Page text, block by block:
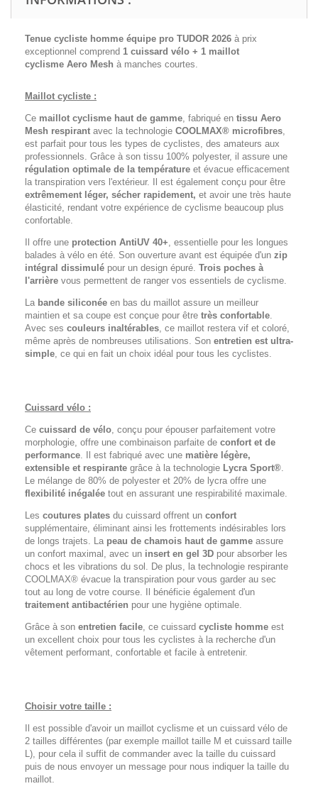
Tenue cycliste homme équipe pro TUDOR 2026 à prix
exceptionnel comprend 1 cuissard vélo + 1 maillot
cyclisme Aero Mesh à manches courtes.
Maillot cycliste :
Ce maillot cyclisme haut de gamme, fabriqué en tissu Aero
Mesh respirant avec la technologie COOLMAX® microfibres,
est parfait pour tous les types de cyclistes, des amateurs aux
professionnels. Grâce à son tissu 100% polyester, il assure une
régulation optimale de la température et évacue efficacement
la transpiration vers l'extérieur. Il est également conçu pour être
extrêmement léger, sécher rapidement, et avoir une très haute
élasticité, rendant votre expérience de cyclisme beaucoup plus
confortable.
Il offre une protection AntiUV 40+, essentielle pour les longues
balades à vélo en été. Son ouverture avant est équipée d'un zip
intégral dissimulé pour un design épuré. Trois poches à
l'arrière vous permettent de ranger vos essentiels de cyclisme.
La bande siliconée en bas du maillot assure un meilleur
maintien et sa coupe est conçue pour être très confortable.
Avec ses couleurs inaltérables, ce maillot restera vif et coloré,
même après de nombreuses utilisations. Son entretien est ultra-
simple, ce qui en fait un choix idéal pour tous les cyclistes.
Cuissard vélo :
Ce cuissard de vélo, conçu pour épouser parfaitement votre
morphologie, offre une combinaison parfaite de confort et de
performance. Il est fabriqué avec une matière légère,
extensible et respirante grâce à la technologie Lycra Sport®.
Le mélange de 80% de polyester et 20% de lycra offre une
flexibilité inégalée tout en assurant une respirabilité maximale.
Les coutures plates du cuissard offrent un confort
supplémentaire, éliminant ainsi les frottements indésirables lors
de longs trajets. La peau de chamois haut de gamme assure
un confort maximal, avec un insert en gel 3D pour absorber les
chocs et les vibrations du sol. De plus, la technologie respirante
COOLMAX® évacue la transpiration pour vous garder au sec
tout au long de votre course. Il bénéficie également d'un
traitement antibactérien pour une hygiène optimale.
Grâce à son entretien facile, ce cuissard cycliste homme est
un excellent choix pour tous les cyclistes à la recherche d'un
vêtement performant, confortable et facile à entretenir.
Choisir votre taille :
Il est possible d'avoir un maillot cyclisme et un cuissard vélo de
2 tailles différentes (par exemple maillot taille M et cuissard taille
L), pour cela il suffit de commander avec la taille du cuissard
puis de nous envoyer un message pour nous indiquer la taille du
maillot.